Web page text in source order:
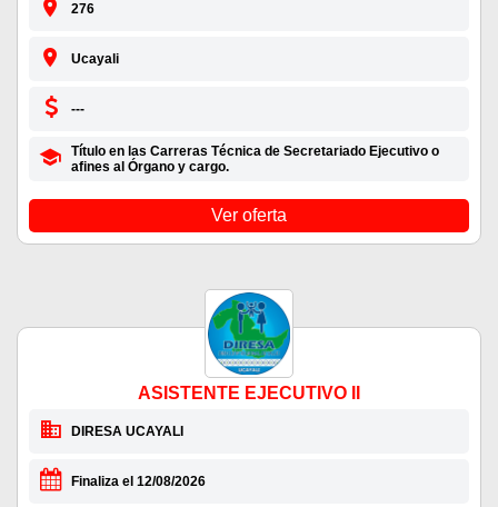
276
Ucayali
---
Título en las Carreras Técnica de Secretariado Ejecutivo o
afines al Órgano y cargo.
Ver oferta
ASISTENTE EJECUTIVO II
DIRESA UCAYALI
Finaliza el 12/08/2026